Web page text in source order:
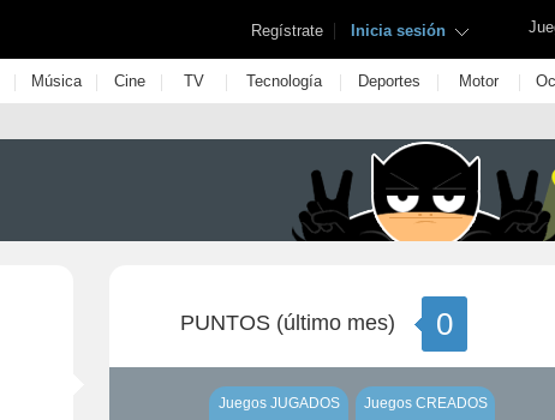
Regístrate | Inicia sesión
| Música | Cine | TV | Tecnología | Deportes | Motor |
PUNTOS (último mes) 0
Juegos JUGADOS Juegos CREADOS